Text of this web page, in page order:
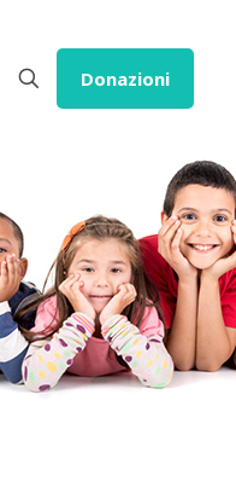
Donazioni